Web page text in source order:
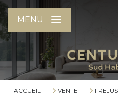
MENU
ACCUEIL VENTE FREJUS